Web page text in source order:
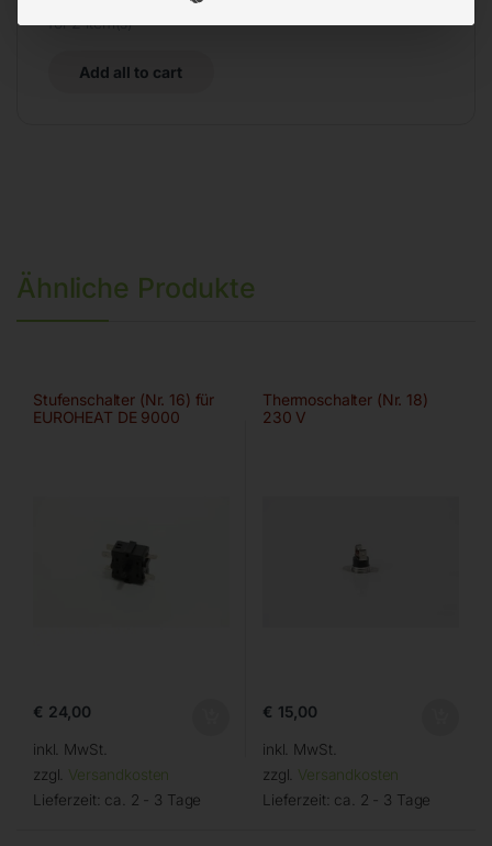
for2item(s)
Add all to cart
Ähnliche Produkte
Stufenschalter (Nr. 16) für
EUROHEAT DE 9000
€ 24,00
inkl. MwSt.
zzgl. Versandkosten
Lieferzeit: ca. 2 - 3 Tage
Thermoschalter (Nr. 18)
230 V
€ 15,00
inkl. MwSt.
zzgl. Versandkosten
Lieferzeit: ca. 2 - 3 Tage